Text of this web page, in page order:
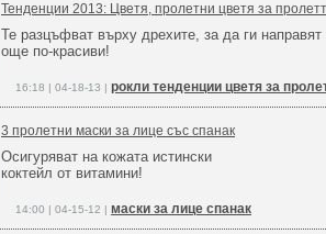
Тенденции 2013: Цветя, пролетни цветя за
Те разцъфват върху дрехите, за да ги направят
още по-красиви!
16:18 | 04-18-13 | рокли тенденции цветя за
3 пролетни маски за лице със спанак
Осигуряват на кожата истински
коктейл от витамини!
14:00 | 04-15-12 | маски за лице спанак